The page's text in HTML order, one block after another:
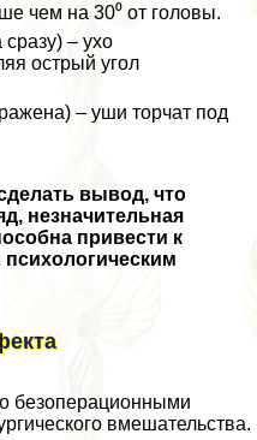
чем на 30⁰ от головы.
сразу) – ухо
острый угол
– уши торчат под
вывод, что
незначительная
привести к
безоперационными
вмешательства.